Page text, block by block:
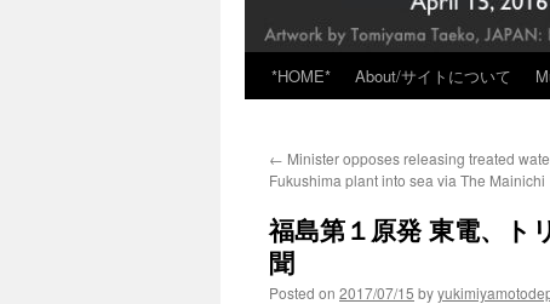
*HOME* About/サイトについて
← Minister opposes releasing treated
Fukushima plant into sea via The Mainichi
福島第１原発 東電、ト
聞
Posted on 2017/07/15 by